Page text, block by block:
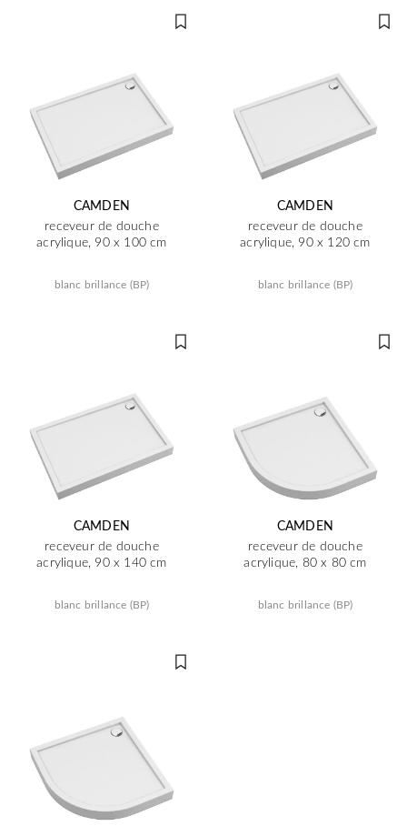
CAMDEN
receveur de douche
acrylique, 90 x 100 cm
blanc brillance (BP)
CAMDEN
receveur de douche
acrylique, 90 x 120 cm
blanc brillance (BP)
CAMDEN
receveur de douche
acrylique, 90 x 140 cm
blanc brillance (BP)
CAMDEN
receveur de douche
acrylique, 80 x 80 cm
blanc brillance (BP)